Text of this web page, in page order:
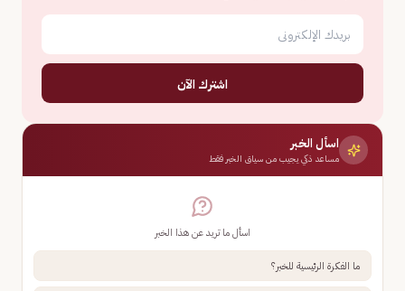
اشترك الآن
اسأل الخبر
مساعد ذكي يجيب من سياق الخبر فقط
اسأل ما تريد عن هذا الخبر
ما الفكرة الرئيسية للخبر؟